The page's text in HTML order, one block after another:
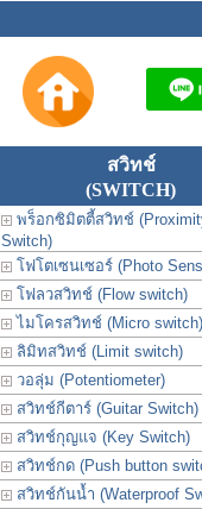
สวิทช์
(SWITCH)
พร็อกซิมิตตี้สวิทช์
Switch)
โฟโตเซนเซอร์ (Photo
โฟลวสวิทช์ (Flow switch)
ไมโครสวิทช์ (Micro switch)
ลิมิทสวิทช์ (Limit switch)
วอลุ่ม (Potentiometer)
สวิทช์กีตาร์ (Guitar Switch)
สวิทช์กุญแจ (Key Switch)
สวิทช์กด (Push button
สวิทช์กันน้ำ (Waterproof